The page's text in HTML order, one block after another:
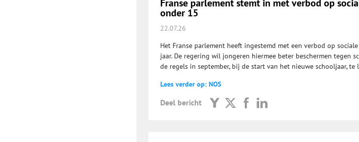
Franse parlement stemt in met verbod op
onder 15
22.07.26
Het Franse parlement heeft ingestemd met een verbod op
jaar. De regering wil jongeren hiermee beter beschermen tegen
de regels in september, bij de start van het nieuwe schooljaar, te
Lees verder op: NOS
Deel bericht